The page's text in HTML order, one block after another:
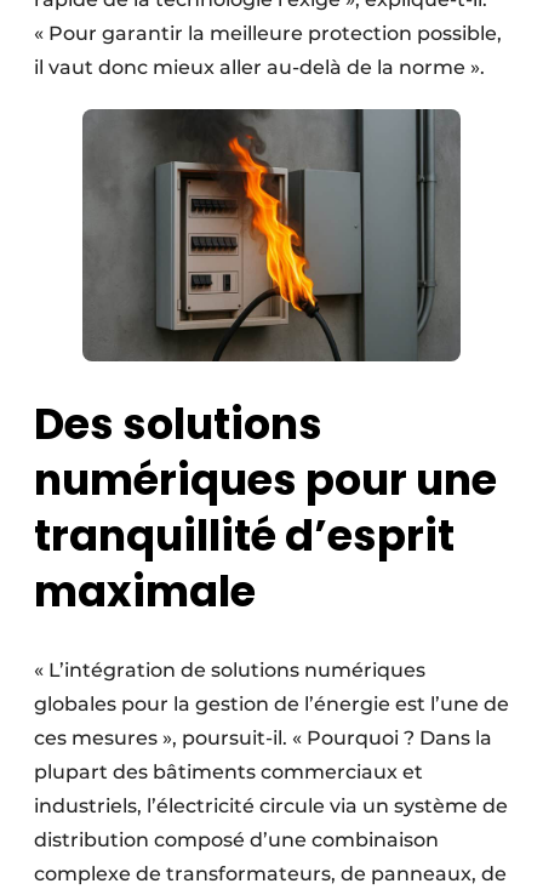
« Pour garantir la meilleure protection possible,
il vaut donc mieux aller au-delà de la norme ».
Des solutions
numériques pour une
tranquillité d’esprit
maximale
« L’intégration de solutions numériques
globales pour la gestion de l’énergie est l’une de
ces mesures », poursuit-il. « Pourquoi ? Dans la
plupart des bâtiments commerciaux et
industriels, l’électricité circule via un système de
distribution composé d’une combinaison
complexe de transformateurs, de panneaux, de